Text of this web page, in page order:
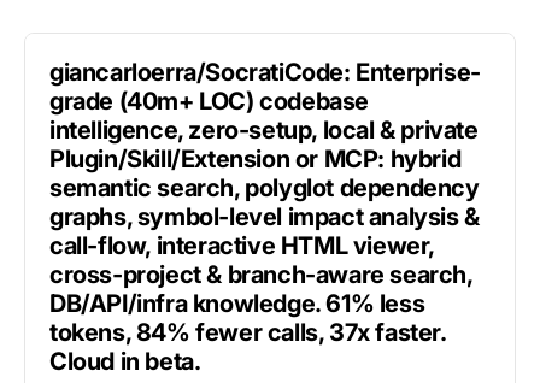
giancarloerra/SocratiCode: Enterprise-
grade (40m+ LOC) codebase
intelligence, zero-setup, local & private
Plugin/Skill/Extension or MCP: hybrid
semantic search, polyglot dependency
graphs, symbol-level impact analysis &
call-flow, interactive HTML viewer,
cross-project & branch-aware search,
DB/API/infra knowledge. 61% less
tokens, 84% fewer calls, 37x faster.
Cloud in beta.